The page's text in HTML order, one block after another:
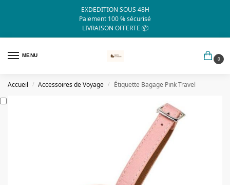
EXDEDITION SOUS 48H
Paiement 100 % sécurisé
LIVRAISON OFFERTE 📦
MENU
0
Accueil / Accessoires de Voyage / Étiquette Bagage Pink Travel